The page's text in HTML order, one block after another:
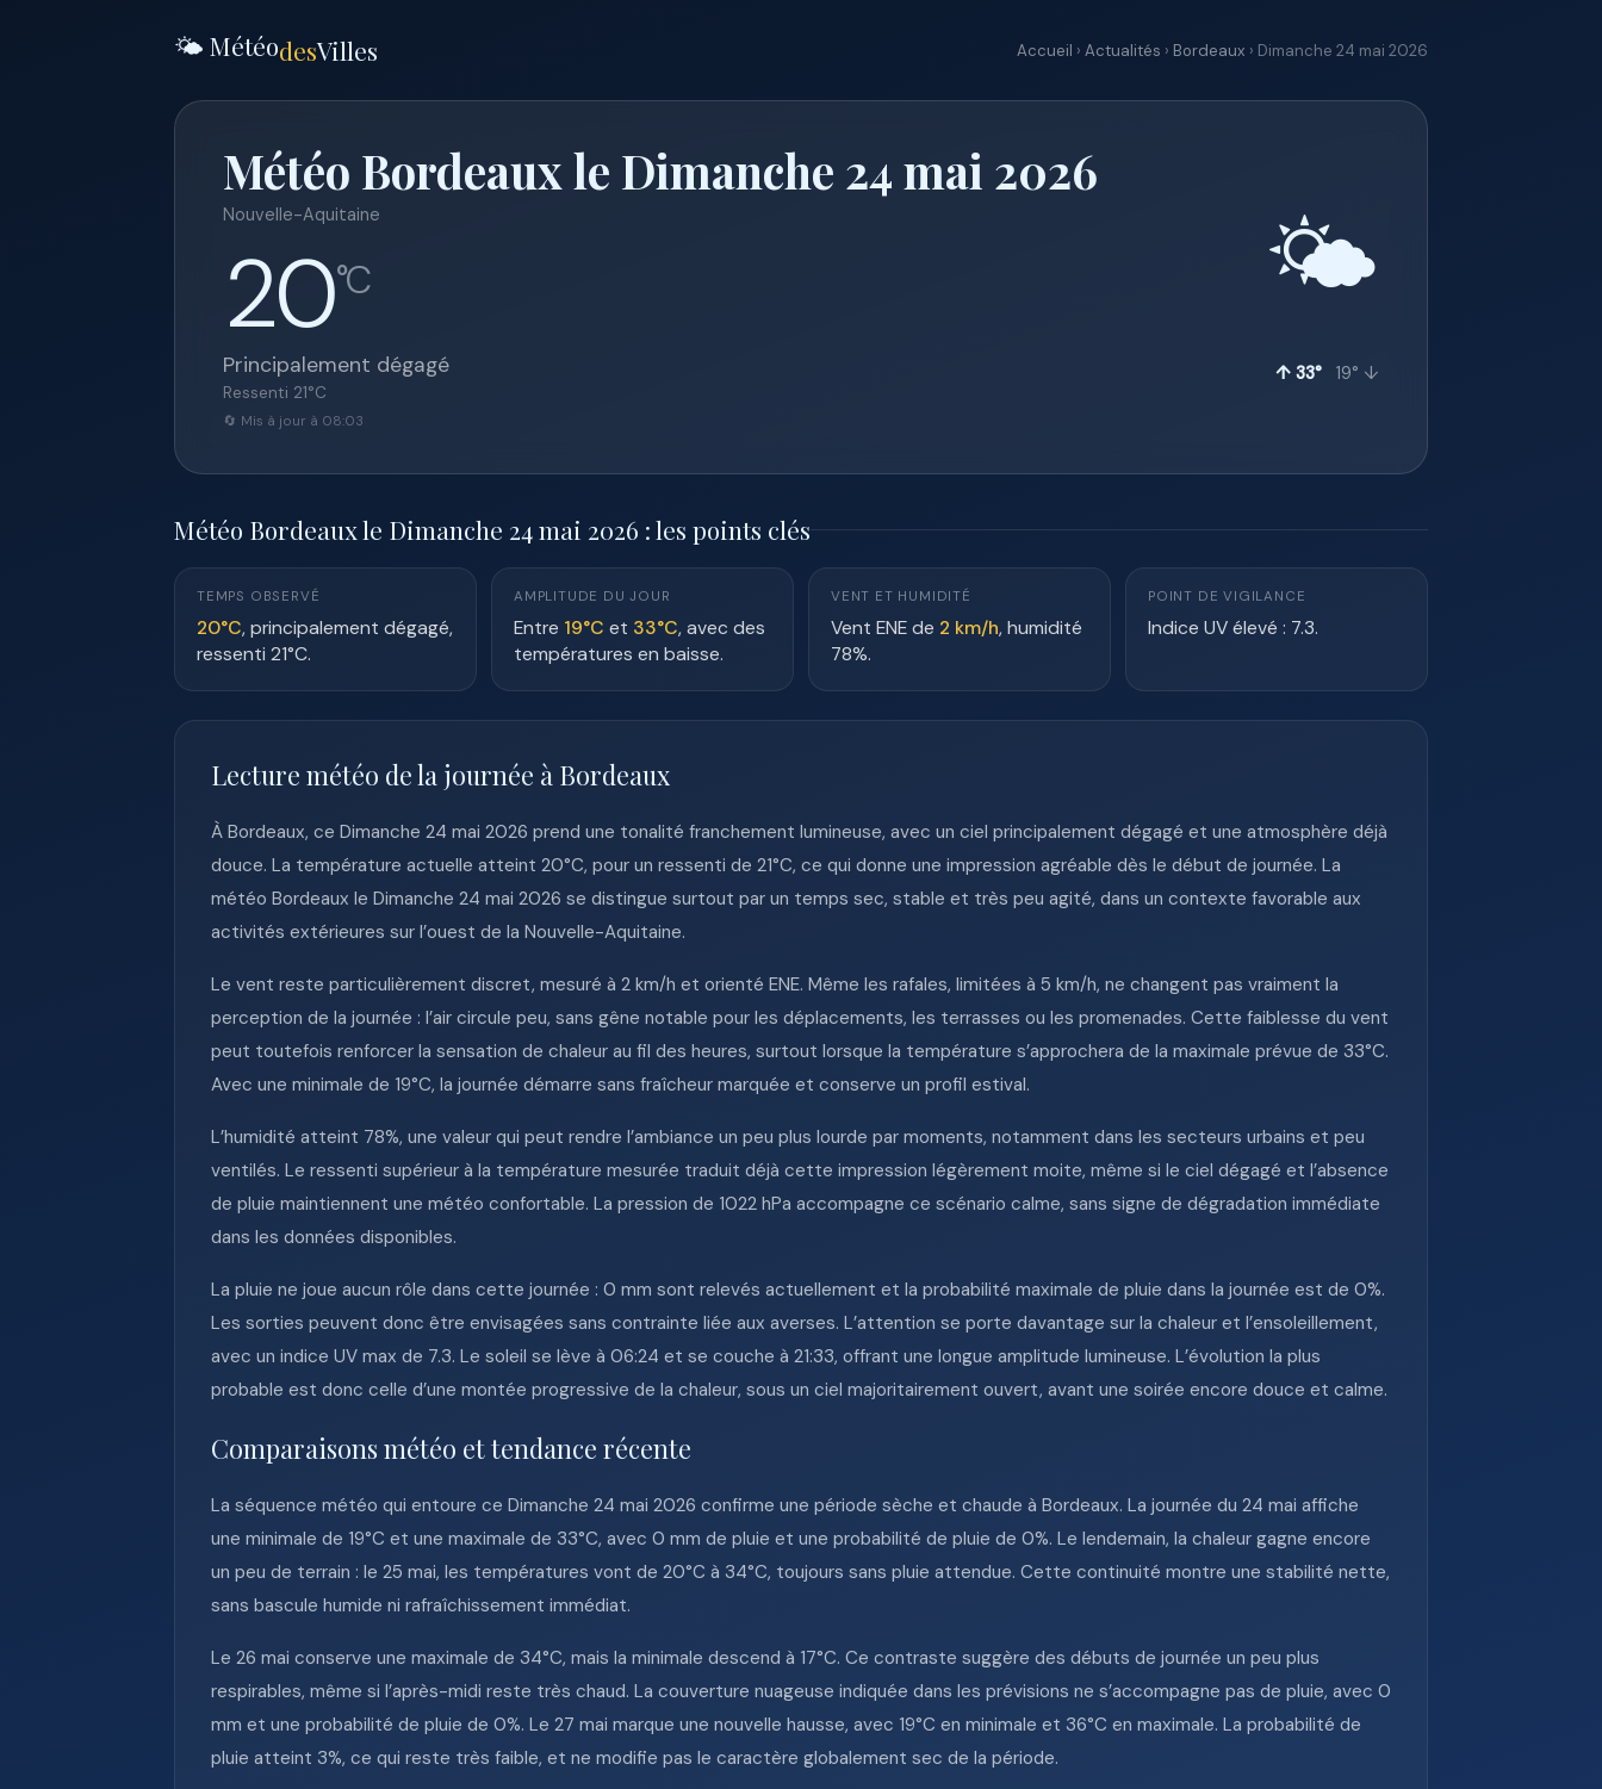
🌤️ MétéodesVilles Accueil › Actualités › Bordeaux › Dimanche 24 mai 2026
Météo Bordeaux le Dimanche 24 mai 2026
Nouvelle-Aquitaine
20°C
Principalement dégagé
Ressenti 21°C
🔄 Mis à jour à 08:03
🌤️
↑ 33° 19° ↓
Météo Bordeaux le Dimanche 24 mai 2026 : les points clés
TEMPS OBSERVÉ
20°C, principalement dégagé,
ressenti 21°C.
AMPLITUDE DU JOUR
Entre 19°C et 33°C, avec des
températures en baisse.
VENT ET HUMIDITÉ
Vent ENE de 2 km/h, humidité
78%.
POINT DE VIGILANCE
Indice UV élevé : 7.3.
Lecture météo de la journée à Bordeaux
À Bordeaux, ce Dimanche 24 mai 2026 prend une tonalité franchement lumineuse, avec un ciel principalement dégagé et une atmosphère déjà
douce. La température actuelle atteint 20°C, pour un ressenti de 21°C, ce qui donne une impression agréable dès le début de journée. La
météo Bordeaux le Dimanche 24 mai 2026 se distingue surtout par un temps sec, stable et très peu agité, dans un contexte favorable aux
activités extérieures sur l’ouest de la Nouvelle-Aquitaine.
Le vent reste particulièrement discret, mesuré à 2 km/h et orienté ENE. Même les rafales, limitées à 5 km/h, ne changent pas vraiment la
perception de la journée : l’air circule peu, sans gêne notable pour les déplacements, les terrasses ou les promenades. Cette faiblesse du vent
peut toutefois renforcer la sensation de chaleur au fil des heures, surtout lorsque la température s’approchera de la maximale prévue de 33°C.
Avec une minimale de 19°C, la journée démarre sans fraîcheur marquée et conserve un profil estival.
L’humidité atteint 78%, une valeur qui peut rendre l’ambiance un peu plus lourde par moments, notamment dans les secteurs urbains et peu
ventilés. Le ressenti supérieur à la température mesurée traduit déjà cette impression légèrement moite, même si le ciel dégagé et l’absence
de pluie maintiennent une météo confortable. La pression de 1022 hPa accompagne ce scénario calme, sans signe de dégradation immédiate
dans les données disponibles.
La pluie ne joue aucun rôle dans cette journée : 0 mm sont relevés actuellement et la probabilité maximale de pluie dans la journée est de 0%.
Les sorties peuvent donc être envisagées sans contrainte liée aux averses. L’attention se porte davantage sur la chaleur et l’ensoleillement,
avec un indice UV max de 7.3. Le soleil se lève à 06:24 et se couche à 21:33, offrant une longue amplitude lumineuse. L’évolution la plus
probable est donc celle d’une montée progressive de la chaleur, sous un ciel majoritairement ouvert, avant une soirée encore douce et calme.
Comparaisons météo et tendance récente
La séquence météo qui entoure ce Dimanche 24 mai 2026 confirme une période sèche et chaude à Bordeaux. La journée du 24 mai affiche
une minimale de 19°C et une maximale de 33°C, avec 0 mm de pluie et une probabilité de pluie de 0%. Le lendemain, la chaleur gagne encore
un peu de terrain : le 25 mai, les températures vont de 20°C à 34°C, toujours sans pluie attendue. Cette continuité montre une stabilité nette,
sans bascule humide ni rafraîchissement immédiat.
Le 26 mai conserve une maximale de 34°C, mais la minimale descend à 17°C. Ce contraste suggère des débuts de journée un peu plus
respirables, même si l’après-midi reste très chaud. La couverture nuageuse indiquée dans les prévisions ne s’accompagne pas de pluie, avec 0
mm et une probabilité de pluie de 0%. Le 27 mai marque une nouvelle hausse, avec 19°C en minimale et 36°C en maximale. La probabilité de
pluie atteint 3%, ce qui reste très faible, et ne modifie pas le caractère globalement sec de la période.